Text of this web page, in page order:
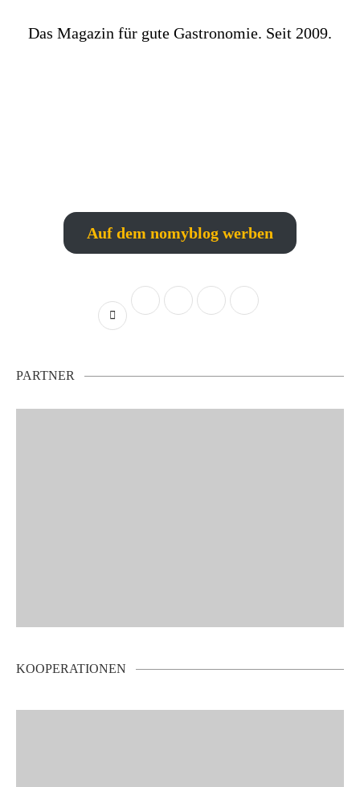
Das Magazin für gute Gastronomie. Seit 2009.
Auf dem nomyblog werben
PARTNER
KOOPERATIONEN